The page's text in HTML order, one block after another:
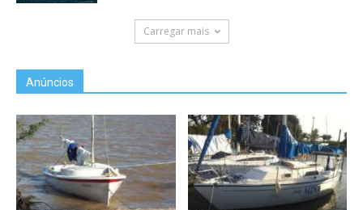
Carregar mais
Anúncios